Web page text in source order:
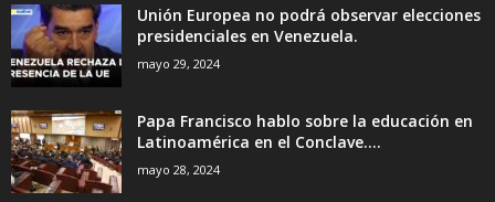
Unión Europea no podrá observar elecciones
presidenciales en Venezuela.
mayo 29, 2024
Papa Francisco hablo sobre la educación en
Latinoamérica en el Conclave....
mayo 28, 2024